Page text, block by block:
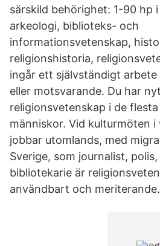
särskild behörighet: 1-90 hp
arkeologi, biblioteks- och
informationsvetenskap,
religionshistoria,
ingår ett självständigt arbete
eller motsvarande. Du har
religionsvetenskap i de
människor. Vid kulturmöten i
jobbar utomlands, med
Sverige, som journalist,
bibliotekarie är
användbart och meriterande.